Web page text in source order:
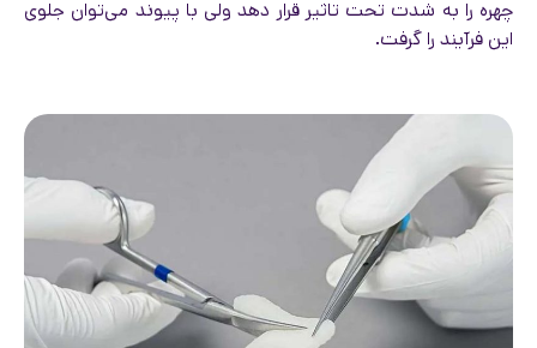
چهره را به شدت تحت تاثیر قرار دهد ولی با پیوند می‌توان جلوی
این فرآیند را گرفت.